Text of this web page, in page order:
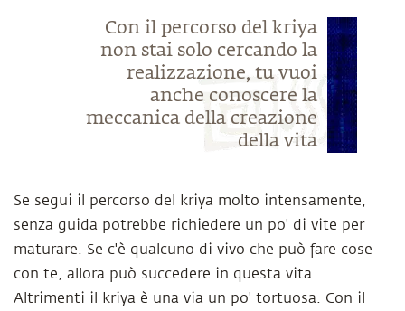
Con il percorso del kriya
non stai solo cercando la
realizzazione, tu vuoi
anche conoscere la
meccanica della creazione
della vita
Se segui il percorso del kriya molto intensamente,
senza guida potrebbe richiedere un po' di vite per
maturare. Se c'è qualcuno di vivo che può fare cose
con te, allora può succedere in questa vita.
Altrimenti il kriya è una via un po' tortuosa. Con il